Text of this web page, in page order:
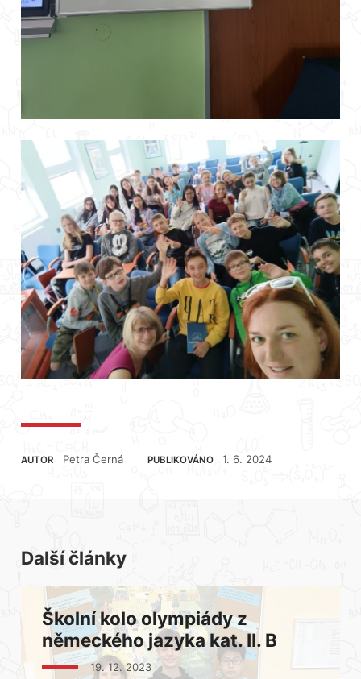
AUTOR Petra Černá PUBLIKOVÁNO 1. 6. 2024
Další články
Školní kolo olympiády z
německého jazyka kat. II. B
19. 12. 2023